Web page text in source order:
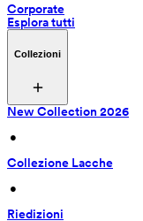
Corporate
Esplora tutti
Collezioni
New Collection 2026
•
Collezione Lacche
•
Riedizioni